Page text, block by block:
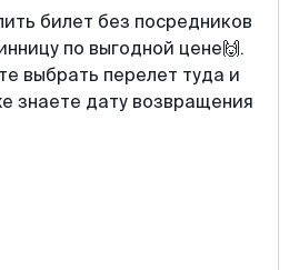
билет без посредников
по выгодной цене🙌.
выбрать перелет туда и
знаете дату возвращения